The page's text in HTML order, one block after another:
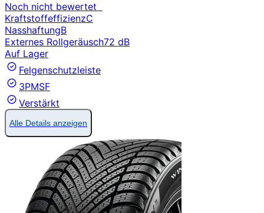
Noch nicht bewertet
KraftstoffeffizienzC
NasshaftungB
Externes Rollgeräusch72 dB
Auf Lager
Felgenschutzleiste
3PMSF
Verstärkt
Alle Details anzeigen